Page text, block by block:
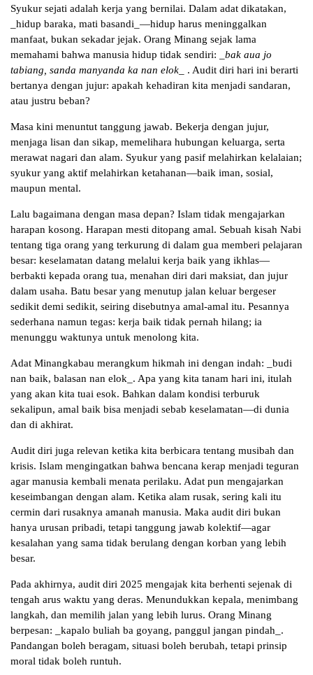
Syukur sejati adalah kerja yang bernilai. Dalam adat dikatakan,
_hidup baraka, mati basandi_—hidup harus meninggalkan
manfaat, bukan sekadar jejak. Orang Minang sejak lama
memahami bahwa manusia hidup tidak sendiri:
_bak aua jo
tabiang, sanda manyanda ka nan elok_
. Audit diri hari ini berarti
bertanya dengan jujur: apakah kehadiran kita menjadi sandaran,
atau justru beban?
Masa kini menuntut tanggung jawab. Bekerja dengan jujur,
menjaga lisan dan sikap, memelihara hubungan keluarga, serta
merawat nagari dan alam. Syukur yang pasif melahirkan kelalaian;
syukur yang aktif melahirkan ketahanan—baik iman, sosial,
maupun mental.
Lalu bagaimana dengan masa depan? Islam tidak mengajarkan
harapan kosong. Harapan mesti ditopang amal. Sebuah kisah Nabi
tentang tiga orang yang terkurung di dalam gua memberi pelajaran
besar: keselamatan datang melalui kerja baik yang ikhlas—
berbakti kepada orang tua, menahan diri dari maksiat, dan jujur
dalam usaha. Batu besar yang menutup jalan keluar bergeser
sedikit demi sedikit, seiring disebutnya amal-amal itu. Pesannya
sederhana namun tegas: kerja baik tidak pernah hilang; ia
menunggu waktunya untuk menolong kita.
Adat Minangkabau merangkum hikmah ini dengan indah: _budi
nan baik, balasan nan elok_. Apa yang kita tanam hari ini, itulah
yang akan kita tuai esok. Bahkan dalam kondisi terburuk
sekalipun, amal baik bisa menjadi sebab keselamatan—di dunia
dan di akhirat.
Audit diri juga relevan ketika kita berbicara tentang musibah dan
krisis. Islam mengingatkan bahwa bencana kerap menjadi teguran
agar manusia kembali menata perilaku. Adat pun mengajarkan
keseimbangan dengan alam. Ketika alam rusak, sering kali itu
cermin dari rusaknya amanah manusia. Maka audit diri bukan
hanya urusan pribadi, tetapi tanggung jawab kolektif—agar
kesalahan yang sama tidak berulang dengan korban yang lebih
besar.
Pada akhirnya, audit diri 2025 mengajak kita berhenti sejenak di
tengah arus waktu yang deras. Menundukkan kepala, menimbang
langkah, dan memilih jalan yang lebih lurus. Orang Minang
berpesan: _kapalo buliah ba goyang, panggul jangan pindah_.
Pandangan boleh beragam, situasi boleh berubah, tetapi prinsip
moral tidak boleh runtuh.